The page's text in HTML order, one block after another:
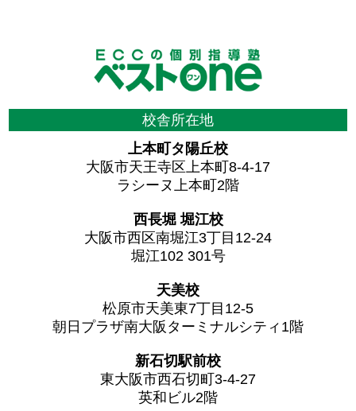
校舎所在地
上本町タ陽丘校
大阪市天王寺区上本町8-4-17
ラシーヌ上本町2階
西長堀 堀江校
大阪市西区南堀江3丁目12-24
堀江102 301号
天美校
松原市天美東7丁目12-5
朝日プラザ南大阪ターミナルシティ1階
新石切駅前校
東大阪市西石切町3-4-27
英和ビル2階